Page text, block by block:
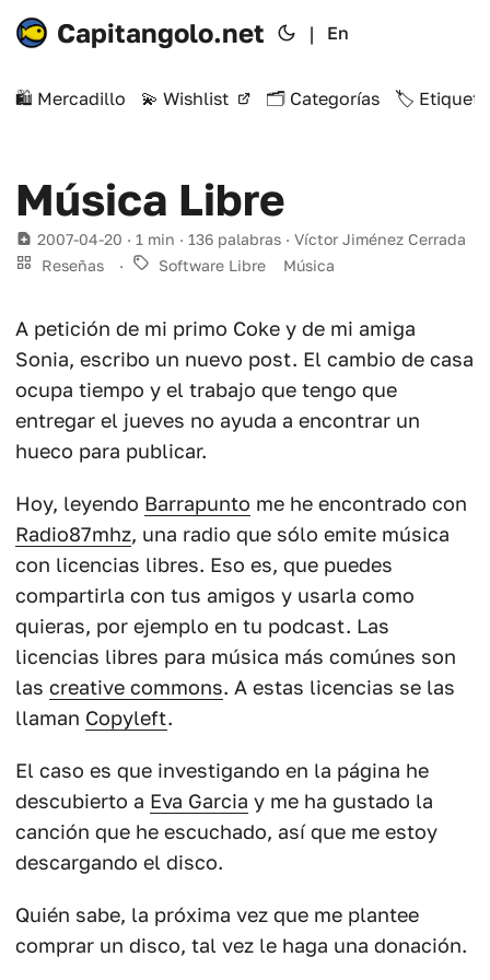
Capitangolo.net | En
🛍️ Mercadillo 💫 Wishlist 🗂️ Categorías 🏷️
Música Libre
2007-04-20 · 1 min · 136 palabras · Víctor Jiménez Cerrada
Reseñas
· Software Libre Música
A petición de mi primo Coke y de mi amiga
Sonia, escribo un nuevo post. El cambio de casa
ocupa tiempo y el trabajo que tengo que
entregar el jueves no ayuda a encontrar un
hueco para publicar.
Hoy, leyendo Barrapunto me he encontrado con
Radio87mhz, una radio que sólo emite música
con licencias libres. Eso es, que puedes
compartirla con tus amigos y usarla como
quieras, por ejemplo en tu podcast. Las
licencias libres para música más comúnes son
las creative commons. A estas licencias se las
llaman Copyleft.
El caso es que investigando en la página he
descubierto a Eva Garcia y me ha gustado la
canción que he escuchado, así que me estoy
descargando el disco.
Quién sabe, la próxima vez que me plantee
comprar un disco, tal vez le haga una donación.